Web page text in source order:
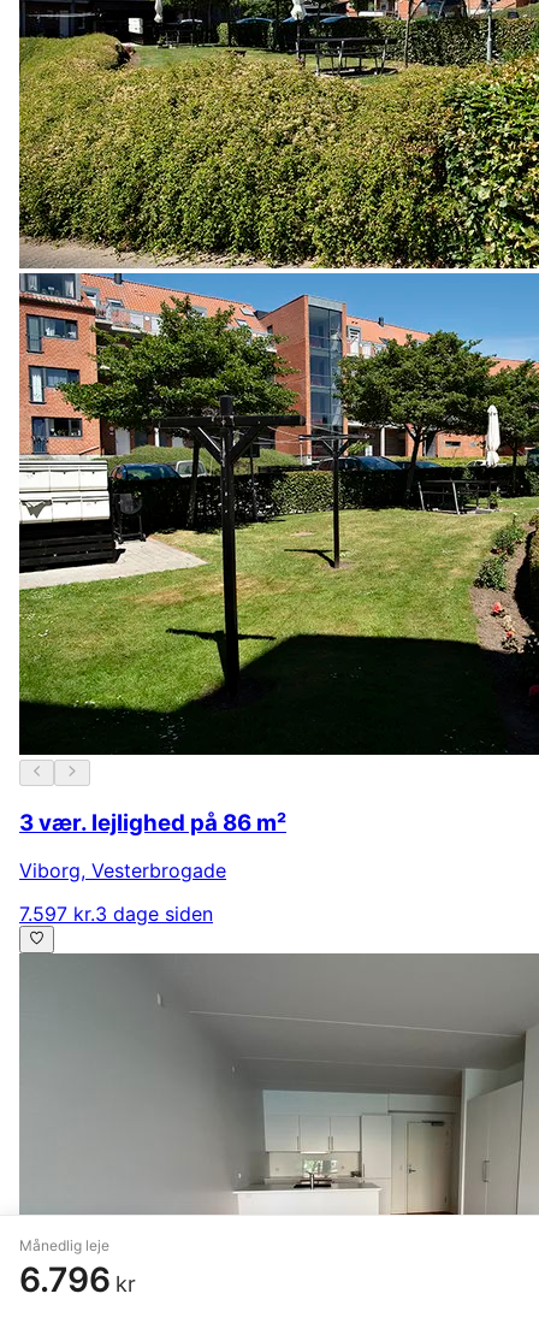
Månedlig leje
6.796 kr
3 vær. lejlighed på 86 m²
Viborg, Vesterbrogade
7.597 kr.3 dage siden